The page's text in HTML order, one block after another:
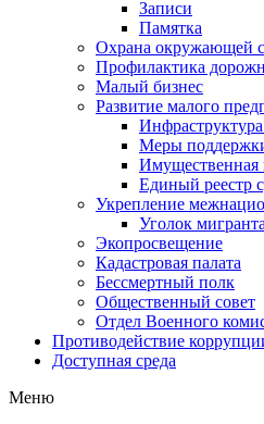
Записи
Памятка
Охрана окружающей
Профилактика
Малый бизнес
Развитие малого
Меры
Имущественная
Единый реестр
Укрепление
Уголок мигранта
Экопросвещение
Кадастровая палата
Бессмертный полк
Общественный совет
Отдел Военного
Противодействие
Доступная среда
Меню